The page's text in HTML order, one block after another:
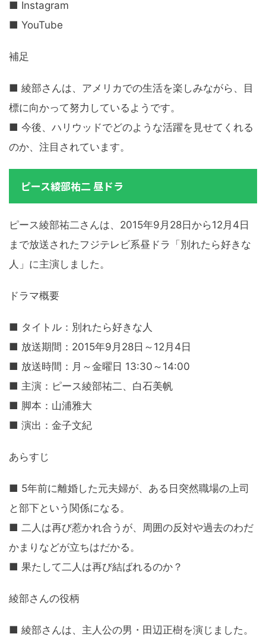
■ Instagram
■ YouTube
補足
■ 綾部さんは、アメリカでの生活を楽しみながら、目
標に向かって努力しているようです。
■ 今後、ハリウッドでどのような活躍を見せてくれる
のか、注目されています。
ピース綾部祐二 昼ドラ
ピース綾部祐二さんは、2015年9月28日から12月4日
まで放送されたフジテレビ系昼ドラ「別れたら好きな
人」に主演しました。
ドラマ概要
■ タイトル：別れたら好きな人
■ 放送期間：2015年9月28日～12月4日
■ 放送時間：月～金曜日 13:30～14:00
■ 主演：ピース綾部祐二、白石美帆
■ 脚本：山浦雅大
■ 演出：金子文紀
あらすじ
■ 5年前に離婚した元夫婦が、ある日突然職場の上司
と部下という関係になる。
■ 二人は再び惹かれ合うが、周囲の反対や過去のわだ
かまりなどが立ちはだかる。
■ 果たして二人は再び結ばれるのか？
綾部さんの役柄
■ 綾部さんは、主人公の男・田辺正樹を演じました。